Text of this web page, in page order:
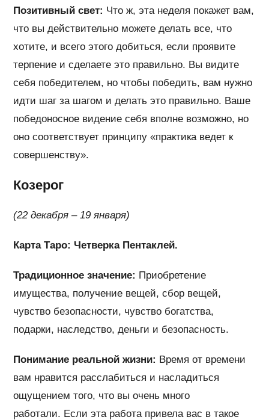
Позитивный свет: Что ж, эта неделя покажет вам,
что вы действительно можете делать все, что
хотите, и всего этого добиться, если проявите
терпение и сделаете это правильно. Вы видите
себя победителем, но чтобы победить, вам нужно
идти шаг за шагом и делать это правильно. Ваше
победоносное видение себя вполне возможно, но
оно соответствует принципу «практика ведет к
совершенству».
Козерог
(22 декабря – 19 января)
Карта Таро: Четверка Пентаклей.
Традиционное значение: Приобретение
имущества, получение вещей, сбор вещей,
чувство безопасности, чувство богатства,
подарки, наследство, деньги и безопасность.
Понимание реальной жизни: Время от времени
вам нравится расслабиться и насладиться
ощущением того, что вы очень много
работали. Если эта работа привела вас в такое